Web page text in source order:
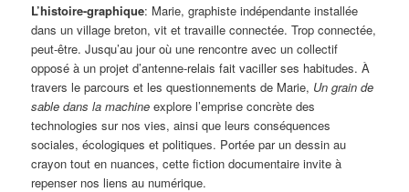
L’histoire-graphique: Marie, graphiste indépendante installée
dans un village breton, vit et travaille connectée. Trop connectée,
peut-être. Jusqu’au jour où une rencontre avec un collectif
opposé à un projet d’antenne-relais fait vaciller ses habitudes. À
travers le parcours et les questionnements de Marie, Un grain de
sable dans la machine explore l’emprise concrète des
technologies sur nos vies, ainsi que leurs conséquences
sociales, écologiques et politiques. Portée par un dessin au
crayon tout en nuances, cette fiction documentaire invite à
repenser nos liens au numérique.